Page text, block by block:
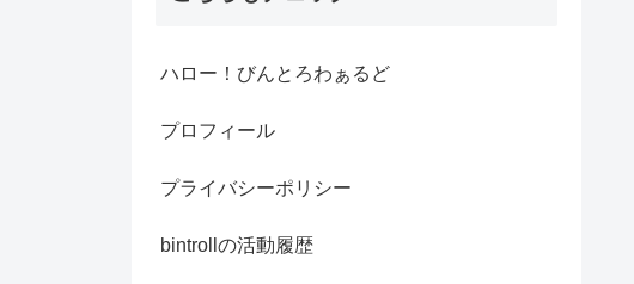
ハロー！びんとろわぁるど
プロフィール
プライバシーポリシー
bintrollの活動履歴